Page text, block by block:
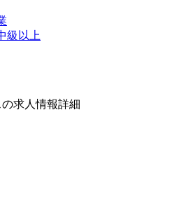
級以上
求人情報詳細